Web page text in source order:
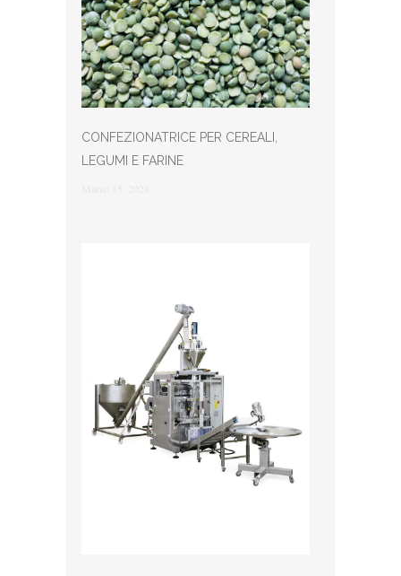
CONFEZIONATRICE PER CEREALI,
LEGUMI E FARINE